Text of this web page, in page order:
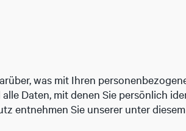
was mit Ihren
Daten, mit denen Sie persönlich
entnehmen Sie unserer unter